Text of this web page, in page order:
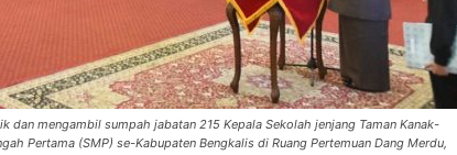
dan mengambil sumpah jabatan 215 Kepala Sekolah jenjang Taman Kanak-
Pertama (SMP) se-Kabupaten Bengkalis di Ruang Pertemuan Dang Merdu,